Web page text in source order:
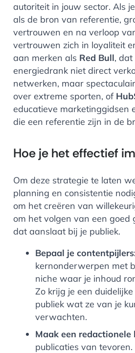
autoriteit in jouw sector. Als
als de bron van referentie,
vertrouwen en na verloop
vertrouwen zich in loyaliteit
aan merken als Red Bull, dat
energiedrank niet direct
netwerken, maar
over extreme sporten, of
educatieve marketinggidsen
die een referentie zijn in de
Hoe je het effectief
Om deze strategie te laten
planning en consistentie
om het creëren van
om het volgen van een goed
dat aanslaat bij je publiek.
Bepaal je
kernonderwerpen met
niche waar je inhoud
Zo krijg je een
publiek wat ze van je
verwachten.
Maak een redactionele
publicaties van